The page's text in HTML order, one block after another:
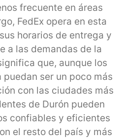
frecuente en áreas
FedEx opera en esta
horarios de entrega y
a las demandas de la
que, aunque los
ser un poco más
con las ciudades más
de Durón pueden
confiables y eficientes
el resto del país y más